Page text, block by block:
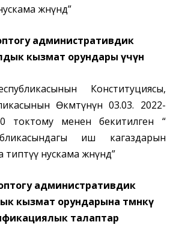
жөнүндө”
административдик
кызмат орундары үчүн
Конституциясы,
Өкмөтүнүн 03.03. 2022-
менен бекитилген “
иш кагаздарын
нускама жөнүндө”
административдик
кызмат орундарына төмөнкү
талаптар